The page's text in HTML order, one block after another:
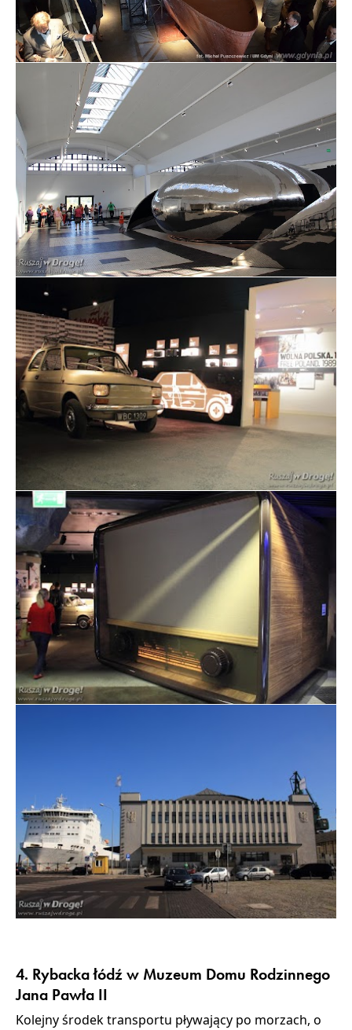
fot. Michał Puszczewicz / UM Gdyni - Makieta Batorego
na otwarciu Muzeum Emigracji w Gdyni
Fot. Wystawa w Muzeum Emigracji w Gdyni
Mały Fiat 126p w Muzeum Emigracji w Gdyni
4. Rybacka łódź w Muzeum Domu Rodzinnego
Jana Pawła II
Kolejny środek transportu pływający po morzach, o